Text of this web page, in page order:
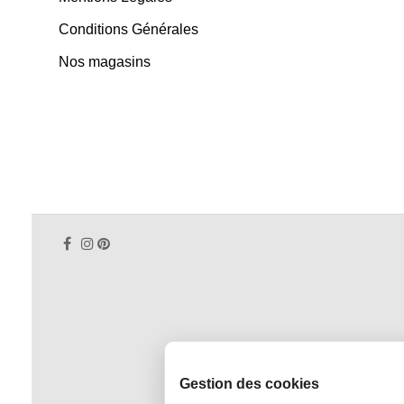
Conditions Générales
Nos magasins
Gestion des cookies